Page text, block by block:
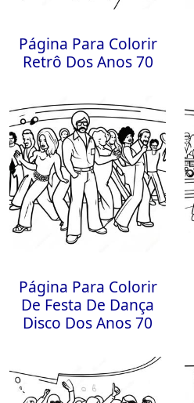
Página Para Colorir
Retrô Dos Anos 70
Página Para Colorir
De Festa De Dança
Disco Dos Anos 70